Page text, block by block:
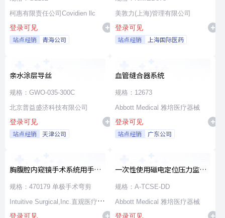
柯惠有限责任公司Covidien llc
登录可见
站点经销 青海公司
美敦力(上海)管理有限公司
登录可见
站点经销 上海国际医药
亲水涂层导丝
规格：GWO-035-300C
北京普益盛济科技有限公司
登录可见
站点经销 天津公司
血管缝合器系统
规格：12673
Abbott Medical 雅培医疗器械
登录可见
站点经销 广东公司
胸腹腔内窥镜手术系统用手术
器械
规格：470179 单极手术弯剪
Intuitive Surgical,Inc.直观医疗公
登录可见
一次性使用磁电定位压力监测
消融导管
规格：A-TCSE-DD
Abbott Medical 雅培医疗器械
登录可见